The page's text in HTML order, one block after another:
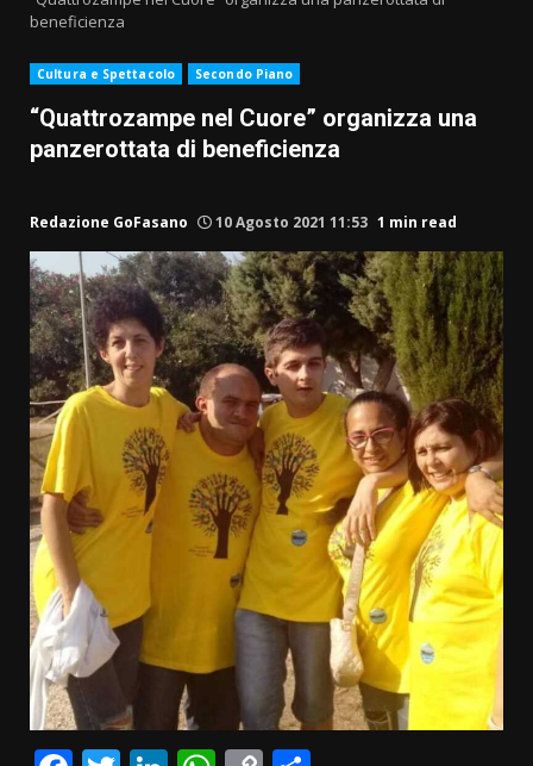
beneficienza
Cultura e Spettacolo Secondo Piano
“Quattrozampe nel Cuore” organizza una
panzerottata di beneficienza
Redazione GoFasano 10 Agosto 2021 11:53 1 min read